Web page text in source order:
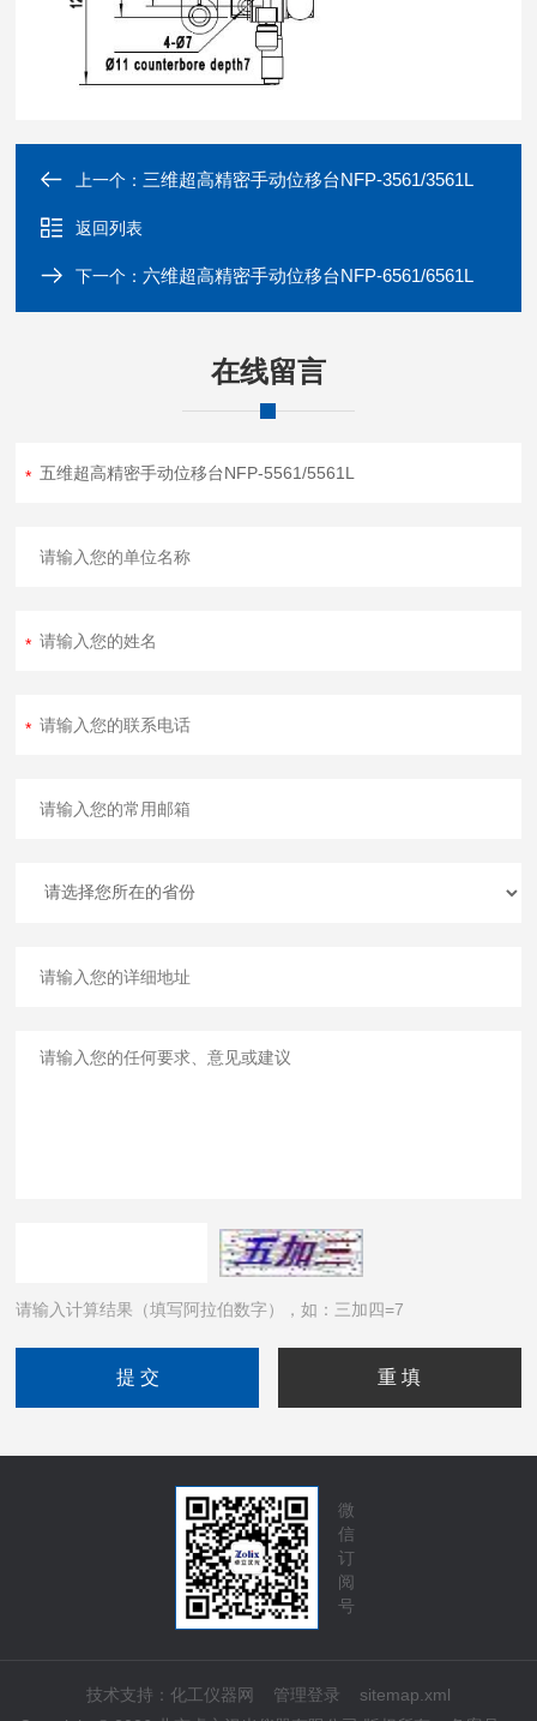
上一个： 三维超高精密手动位移台NFP-3561/3561L
返回列表
下一个：六维超高精密手动位移台NFP-6561/6561L
在线留言
请输入计算结果（填写阿拉伯数字），如：三加四=7
微
信
订
阅
号
技术支持： 化工仪器网 管理登录
sitemap.xml